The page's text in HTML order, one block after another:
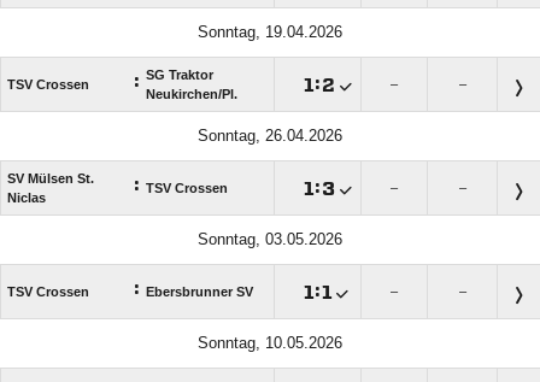
Sonntag, 19.04.2026
TSV Crossen : SG Traktor
Neukirchen/​Pl.
: – –
Sonntag, 26.04.2026
SV Mülsen St.
Niclas
: TSV Crossen : – –
Sonntag, 03.05.2026
TSV Crossen : Ebersbrunner SV : – –
Sonntag, 10.05.2026